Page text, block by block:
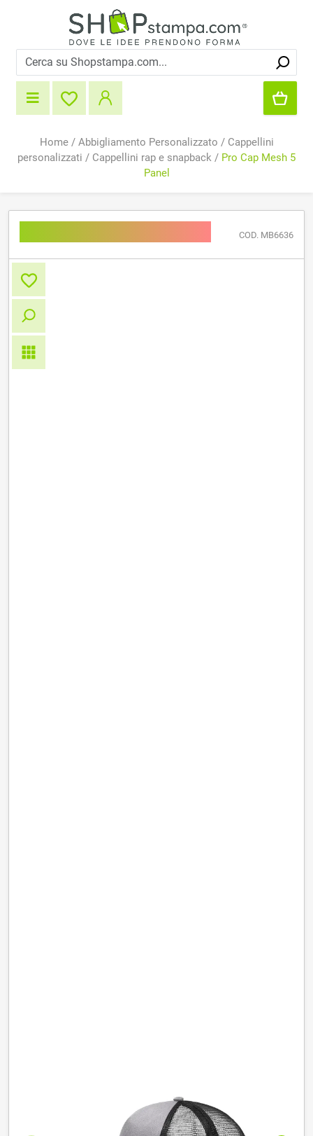
Home/ Abbigliamento Personalizzato / Cappellini
personalizzati / Cappellini rap e snapback / Pro Cap Mesh 5
Panel
COD. MB6636